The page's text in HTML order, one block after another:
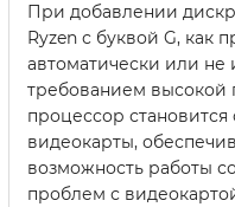
При добавлении
Ryzen с буквой G, как
автоматически или не
требованием высокой
процессор
видеокарты,
возможность работы
проблем с